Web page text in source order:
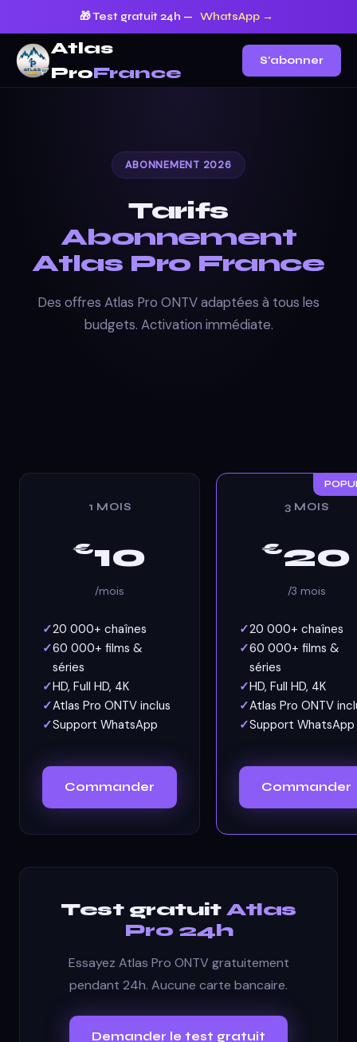
🎁 Test gratuit 24h — WhatsApp →
Atlas
ProFrance
S'abonner
ABONNEMENT 2026
Tarifs
Abonnement
Atlas Pro France
Des offres Atlas Pro ONTV adaptées à tous les
budgets. Activation immédiate.
1 MOIS
€10
/mois
20 000+ chaînes
60 000+ films &
séries
HD, Full HD, 4K
Atlas Pro ONTV inclus
Support WhatsApp
Commander
3 MOIS
€20
/3 mois
20 000+ chaînes
60 000+ films &
séries
HD, Full HD, 4K
Atlas Pro ONTV
Support WhatsApp
Commander
Test gratuitAtlas
Pro 24h
Essayez Atlas Pro ONTV gratuitement
pendant 24h. Aucune carte bancaire.
Demander le test gratuit